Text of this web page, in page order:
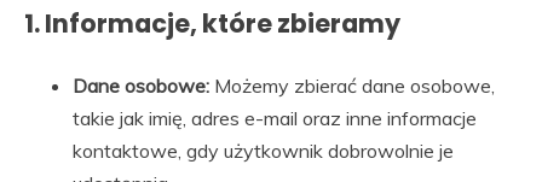
1. Informacje, które zbieramy
Dane osobowe: Możemy zbierać dane osobowe,
takie jak imię, adres e-mail oraz inne informacje
kontaktowe, gdy użytkownik dobrowolnie je